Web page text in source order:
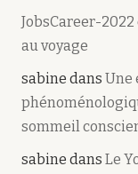
JobsCareer-2022
au voyage
sabine dans Une
sommeil
sabine dans Le